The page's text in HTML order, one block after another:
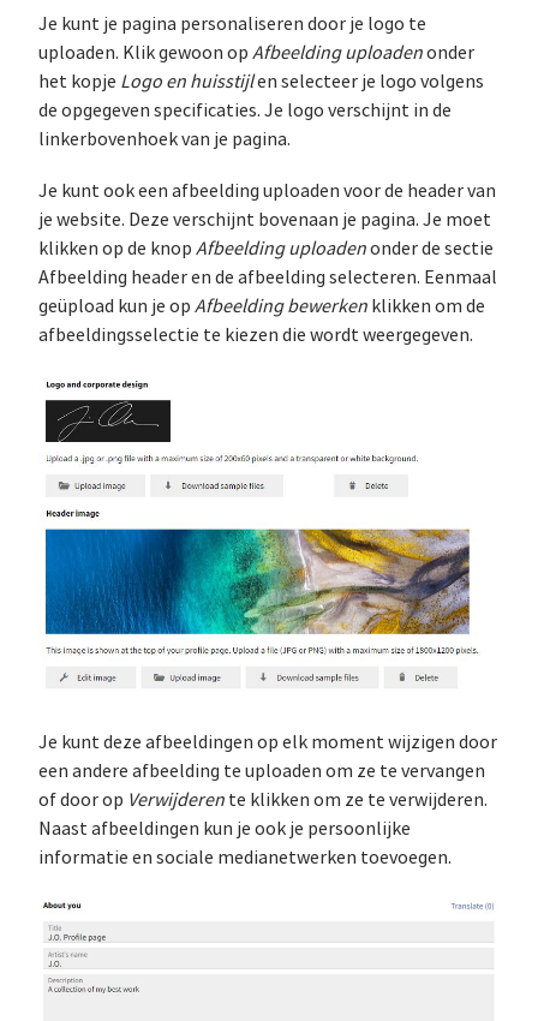
Je kunt je pagina personaliseren door je logo te
uploaden. Klik gewoon op Afbeelding uploadenonder
het kopje Logo en huisstijlen selecteer je logo volgens
de opgegeven specificaties. Je logo verschijnt in de
linkerbovenhoek van je pagina.
Je kunt ook een afbeelding uploaden voor de header van
je website. Deze verschijnt bovenaan je pagina. Je moet
klikken op de knop Afbeelding uploadenonder de sectie
Afbeelding header en de afbeelding selecteren. Eenmaal
geüpload kun je op Afbeelding bewerken klikken om de
afbeeldingsselectie te kiezen die wordt weergegeven.
Je kunt deze afbeeldingen op elk moment wijzigen door
een andere afbeelding te uploaden om ze te vervangen
of door op Verwijderen te klikken om ze te verwijderen.
Naast afbeeldingen kun je ook je persoonlijke
informatie en sociale medianetwerken toevoegen.